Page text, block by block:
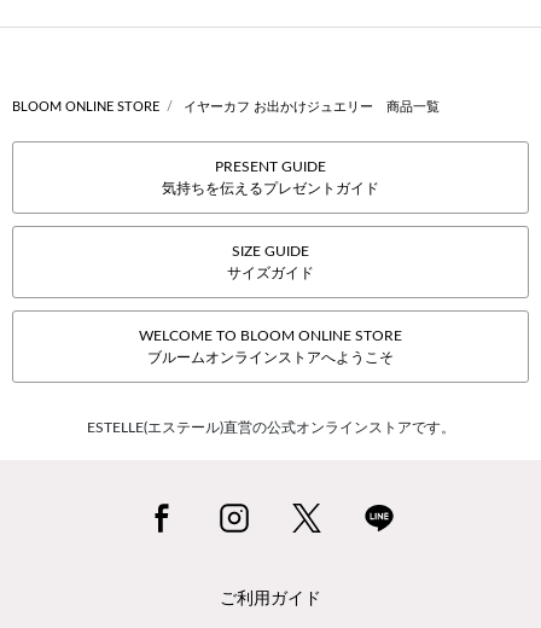
BLOOM ONLINE STORE イヤーカフ お出かけジュエリー 商品一覧
PRESENT GUIDE
気持ちを伝えるプレゼントガイド
SIZE GUIDE
サイズガイド
WELCOME TO BLOOM ONLINE STORE
ブルームオンラインストアへようこそ
ESTELLE(エステール)直営の公式オンラインストアです。
ご利用ガイド